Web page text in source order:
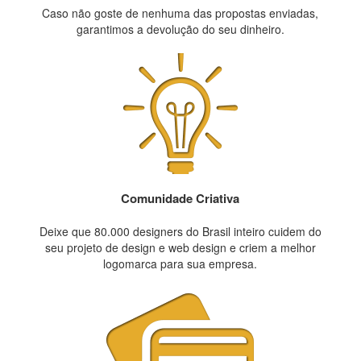
Caso não goste de nenhuma das propostas enviadas,
garantimos a devolução do seu dinheiro.
Comunidade Criativa
Deixe que 80.000 designers do Brasil inteiro cuidem do
seu projeto de design e web design e criem a melhor
logomarca para sua empresa.